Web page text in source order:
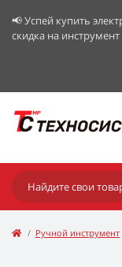
📢 Успей купить
скидка на инструмент
Ручной инструмент